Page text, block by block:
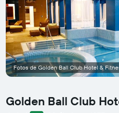
Golden Ball Club
Fotos de Golden Ball Club Hotel &